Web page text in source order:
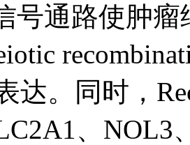
号通路使肿
达。同时，
、